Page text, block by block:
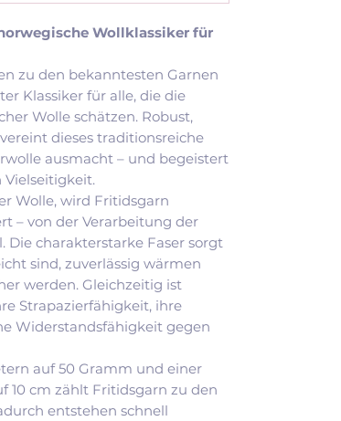
Wollklassiker für
zu den bekanntesten Garnen
Klassiker für alle, die die
Wolle schätzen. Robust,
dieses traditionsreiche
ausmacht – und begeistert
Wolle, wird Fritidsgarn
– von der Verarbeitung der
Die charakterstarke Faser sorgt
sind, zuverlässig wärmen
werden. Gleichzeitig ist
Strapazierfähigkeit, ihre
Widerstandsfähigkeit gegen
auf 50 Gramm und einer
10 cm zählt Fritidsgarn zu den
entstehen schnell